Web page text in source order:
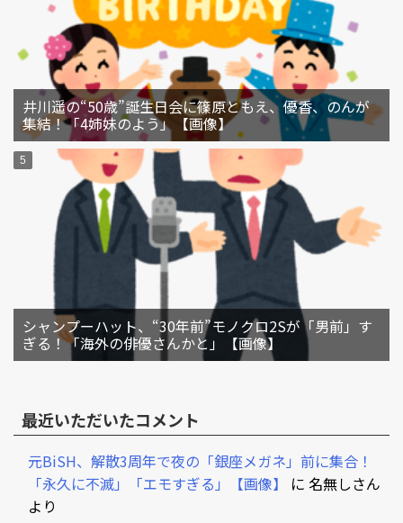
井川遥の“50歳”誕生日会に篠原ともえ、優香、のんが
集結！「4姉妹のよう」【画像】
シャンプーハット、“30年前”モノクロ2Sが「男前」す
ぎる！「海外の俳優さんかと」【画像】
最近いただいたコメント
元BiSH、解散3周年で夜の「銀座メガネ」前に集合！
「永久に不滅」「エモすぎる」【画像】
に 名無しさん
より